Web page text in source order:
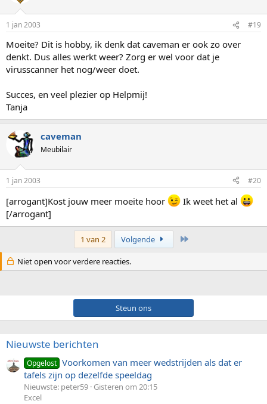
1 jan 2003 #19
Moeite? Dit is hobby, ik denk dat caveman er ook zo over
denkt. Dus alles werkt weer? Zorg er wel voor dat je
virusscanner het nog/weer doet.
Succes, en veel plezier op Helpmij!
Tanja
caveman
Meubilair
1 jan 2003 #20
[arrogant]Kost jouw meer moeite hoor
Ik weet het al
[/arrogant]
1 van 2 Volgende
Niet open voor verdere reacties.
Steun ons
Nieuwste berichten
Opgelost Voorkomen van meer wedstrijden als dat er
tafels zijn op dezelfde speeldag
Nieuwste: peter59 Gisteren om 20:15
Excel